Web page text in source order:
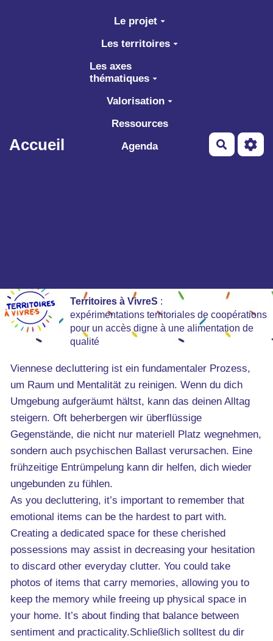
Aller au contenu principal
Accueil
Le projet
Les territoires
Les axes
thématiques
Valorisation
Ressources
Agenda
Territoires à VivreS :
expérimentations territoriales de coopérations
pour un accès digne à une alimentation de
qualité
Viennese decluttering ist ein fundamentaler Prozess,
um Raum und Mentalität zu reinigen. Wenn du dich
Umgebung aufgeräumt hältst, kann das deinen Alltag
steigern. Oft beherbergen wir überflüssige
Gegenstände, die nicht nur materiell Platz wegnehmen,
sondern auch psychischen Ballast verursachen. Eine
frühzeitige Entrümpelung kann dir helfen, dich wieder
ungebunden zu fühlen.
As you decluttering, it’s important to remember that
emotional items can be the hardest to part with.
Creating a dedicated space for these cherished
possessions may assist in decreasing your hesitation
to discard other everyday clutter. You could take
photos of items that carry memories, allowing you to
keep the memory while freeing up physical space in
your home. It’s about finding that balance between
sentiment and practicality.Schließlich solltest du dir